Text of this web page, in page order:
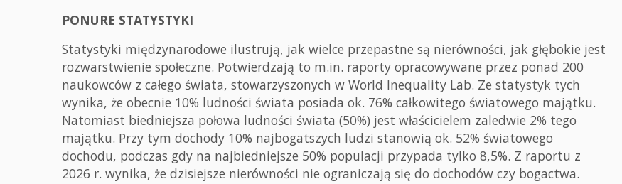
PONURE STATYSTYKI
Statystyki międzynarodowe ilustrują, jak wielce przepastne są nierówności, jak głębokie jest
rozwarstwienie społeczne. Potwierdzają to m.in. raporty opracowywane przez ponad 200
naukowców z całego świata, stowarzyszonych w World Inequality Lab. Ze statystyk tych
wynika, że obecnie 10% ludności świata posiada ok. 76% całkowitego światowego majątku.
Natomiast biedniejsza połowa ludności świata (50%) jest właścicielem zaledwie 2% tego
majątku. Przy tym dochody 10% najbogatszych ludzi stanowią ok. 52% światowego
dochodu, podczas gdy na najbiedniejsze 50% populacji przypada tylko 8,5%. Z raportu z
2026 r. wynika, że dzisiejsze nierówności nie ograniczają się do dochodów czy bogactwa.